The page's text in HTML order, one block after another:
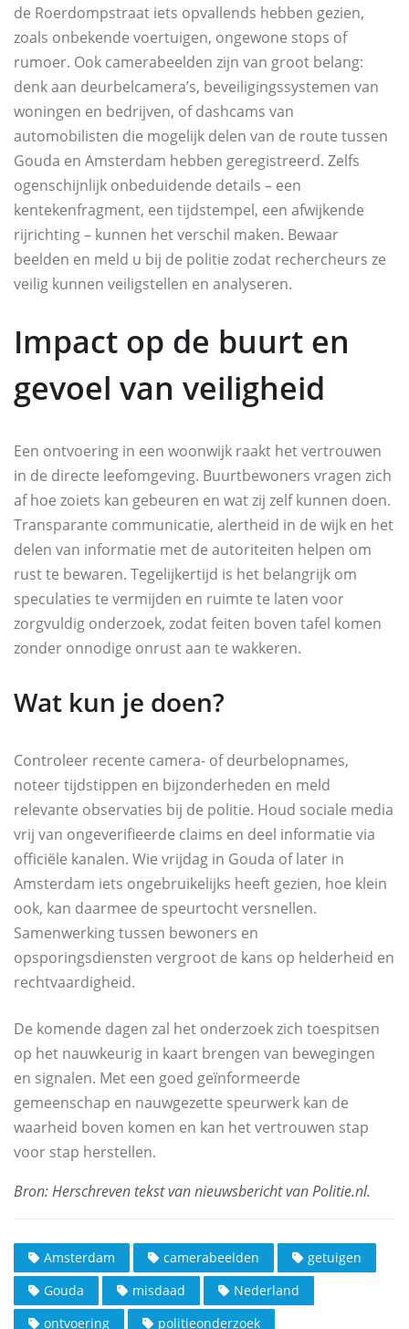
de Roerdompstraat iets opvallends hebben gezien,
zoals onbekende voertuigen, ongewone stops of
rumoer. Ook camerabeelden zijn van groot belang:
denk aan deurbelcamera’s, beveiligingssystemen van
woningen en bedrijven, of dashcams van
automobilisten die mogelijk delen van de route tussen
Gouda en Amsterdam hebben geregistreerd. Zelfs
ogenschijnlijk onbeduidende details – een
kentekenfragment, een tijdstempel, een afwijkende
rijrichting – kunnen het verschil maken. Bewaar
beelden en meld u bij de politie zodat rechercheurs ze
veilig kunnen veiligstellen en analyseren.
Impact op de buurt en
gevoel van veiligheid
Een ontvoering in een woonwijk raakt het vertrouwen
in de directe leefomgeving. Buurtbewoners vragen zich
af hoe zoiets kan gebeuren en wat zij zelf kunnen doen.
Transparante communicatie, alertheid in de wijk en het
delen van informatie met de autoriteiten helpen om
rust te bewaren. Tegelijkertijd is het belangrijk om
speculaties te vermijden en ruimte te laten voor
zorgvuldig onderzoek, zodat feiten boven tafel komen
zonder onnodige onrust aan te wakkeren.
Wat kun je doen?
Controleer recente camera- of deurbelopnames,
noteer tijdstippen en bijzonderheden en meld
relevante observaties bij de politie. Houd sociale media
vrij van ongeverifieerde claims en deel informatie via
officiële kanalen. Wie vrijdag in Gouda of later in
Amsterdam iets ongebruikelijks heeft gezien, hoe klein
ook, kan daarmee de speurtocht versnellen.
Samenwerking tussen bewoners en
opsporingsdiensten vergroot de kans op helderheid en
rechtvaardigheid.
De komende dagen zal het onderzoek zich toespitsen
op het nauwkeurig in kaart brengen van bewegingen
en signalen. Met een goed geïnformeerde
gemeenschap en nauwgezette speurwerk kan de
waarheid boven komen en kan het vertrouwen stap
voor stap herstellen.
Amsterdam camerabeelden
getuigen
Gouda
misdaad
Nederland
ontvoering
politieonderzoek